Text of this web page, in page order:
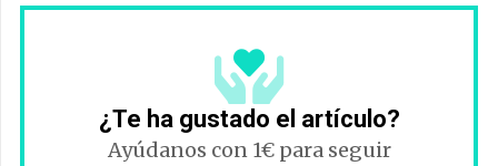
¿Te ha gustado el artículo?
Ayúdanos con 1€ para seguir